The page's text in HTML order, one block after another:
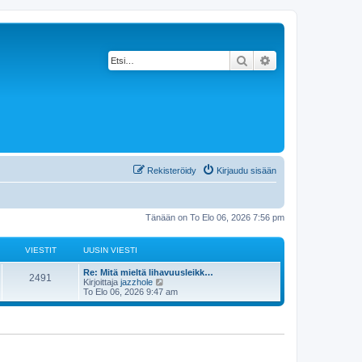
Etsi
Kirjaudu sisään
Rekisteröidy
Tänään on To Elo 06, 2026 7:56 pm
VIESTIT UUSIN VIESTI
2491
Re: Mitä mieltä lihavuusleikk…
Kirjoittaja jazzhole
ä
y
To Elo 06, 2026 9:47 am